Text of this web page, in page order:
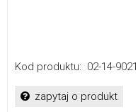
Kod produktu: 02-14-9021
zapytaj o produkt